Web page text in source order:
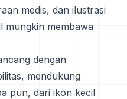
medis, dan ilustrasi
mungkin membawa
dengan
mendukung
pun, dari ikon kecil